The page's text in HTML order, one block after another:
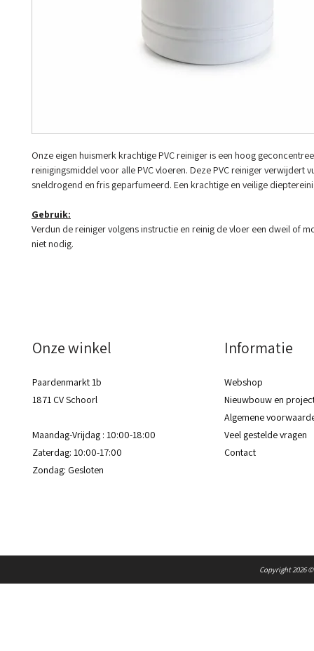
Onze eigen huismerk krachtige PVC reiniger is een hoog
reinigingsmiddel voor alle PVC vloeren. Deze PVC reiniger verwijdert
sneldrogend en fris geparfumeerd. Een krachtige en veilige
Gebruik:
Verdun de reiniger volgens instructie en reinig de vloer een dweil of
niet nodig.
Onze winkel
Paardenmarkt 1b
1871 CV Schoorl
Maandag-Vrijdag : 10:00-18:00
Zaterdag: 10:00-17:00
Zondag: Gesloten​​
Informatie
Webshop
Nieuwbouw en
Algemene
Veel gestelde vragen
Contact
Copyright 2026